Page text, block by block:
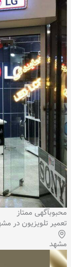
محبوبآگهی ممتاز
تعمیر تلویزیون در مشهد بین
مشهد